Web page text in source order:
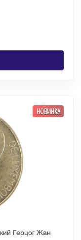
НОВИНКА
Герцог Жан